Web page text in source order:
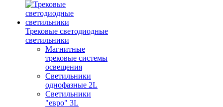
Трековые светодиодные
светильники
Магнитные
трековые системы
освещения
Светильники
однофазные 2L
Светильники
"евро" 3L